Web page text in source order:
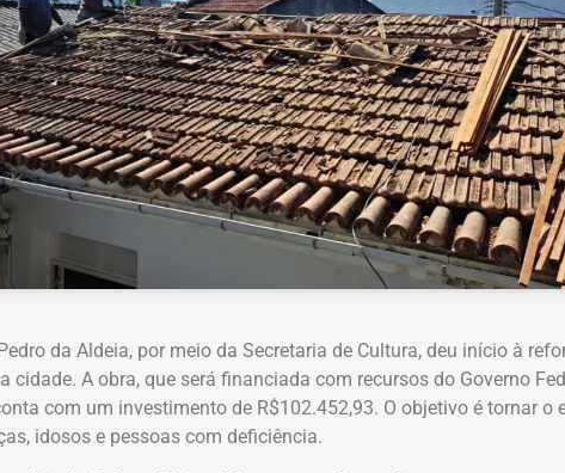
da Aldeia, por meio da Secretaria de Cultura, deu início à
cidade. A obra, que será financiada com recursos do Governo
com um investimento de R$102.452,93. O objetivo é tornar o
idosos e pessoas com deficiência.